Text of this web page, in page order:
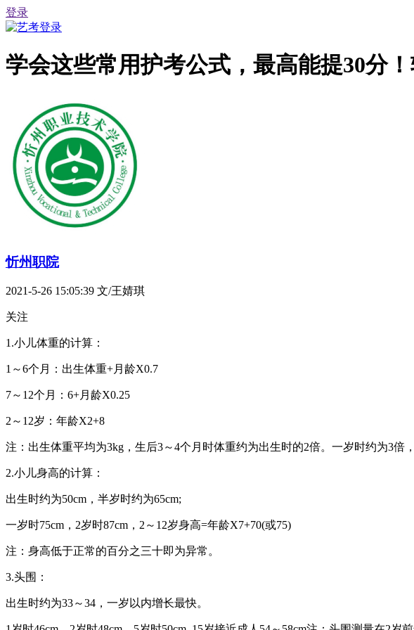
登录
学会这些常用护考公式，最高能提30分
忻州职院
2021-5-26 15:05:39 文/王婧琪
关注
1.小儿体重的计算：
1～6个月：出生体重+月龄X0.7
7～12个月：6+月龄X0.25
2～12岁：年龄X2+8
注：出生体重平均为3kg，生后3～4个月时体重约为出生时的2倍。一岁时约为3倍
2.小儿身高的计算：
出生时约为50cm，半岁时约为65cm;
一岁时75cm，2岁时87cm，2～12岁身高=年龄X7+70(或75)
注：身高低于正常的百分之三十即为异常。
3.头围：
出生时约为33～34，一岁以内增长最快。